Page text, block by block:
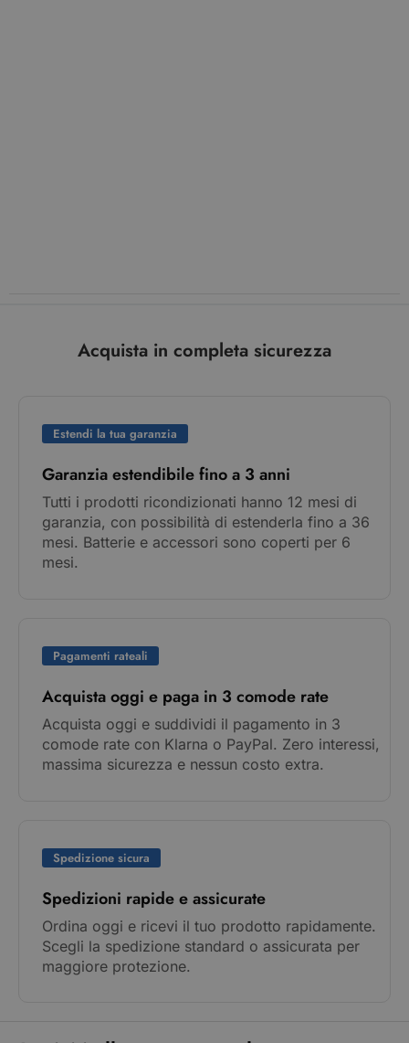
Acquista in completa sicurezza
Estendi la tua garanzia
Garanzia estendibile fino a 3 anni
Tutti i prodotti ricondizionati hanno 12 mesi di
garanzia, con possibilità di estenderla fino a 36
mesi. Batterie e accessori sono coperti per 6
mesi.
Pagamenti rateali
Acquista oggi e paga in 3 comode rate
Acquista oggi e suddividi il pagamento in 3
comode rate con Klarna o PayPal. Zero interessi,
massima sicurezza e nessun costo extra.
Spedizione sicura
Spedizioni rapide e assicurate
Ordina oggi e ricevi il tuo prodotto rapidamente.
Scegli la spedizione standard o assicurata per
maggiore protezione.